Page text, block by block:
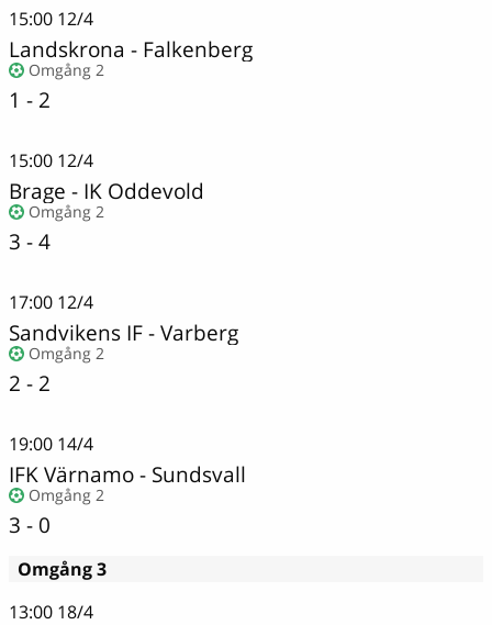
15:00 12/4
Landskrona - Falkenberg
Omgång 2
1 - 2
15:00 12/4
Brage - IK Oddevold
Omgång 2
3 - 4
17:00 12/4
Sandvikens IF - Varberg
Omgång 2
2 - 2
19:00 14/4
IFK Värnamo- Sundsvall
Omgång 2
3 - 0
Omgång 3
13:00 18/4